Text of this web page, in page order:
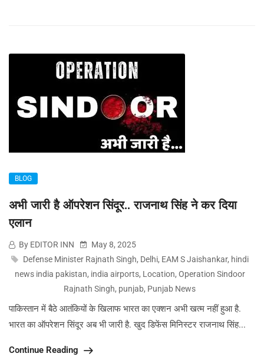
BLOG
अभी जारी है ऑपरेशन सिंदूर.. राजनाथ सिंह ने कर दिया
एलान
By EDITOR INN
May 8, 2025
Defense Minister Rajnath Singh, Delhi, EAM S Jaishankar, hindi
news india pakistan, india airports, Location, Operation Sindoor
Rajnath Singh, punjab, Punjab News
पाकिस्तान में बैठे आतंकियों के खिलाफ भारत का एक्शन अभी खत्म नहीं हुआ है.
भारत का ऑपरेशन सिंदूर अब भी जारी है. खुद डिफेंस मिनिस्टर राजनाथ सिंह...
Continue Reading